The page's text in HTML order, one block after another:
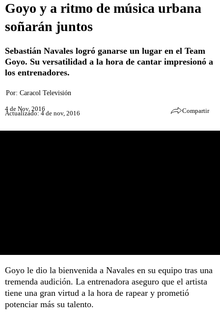
Goyo y a ritmo de música urbana
soñarán juntos
Sebastián Navales logró ganarse un lugar en el Team
Goyo. Su versatilidad a la hora de cantar impresionó a
los entrenadores.
Por: Caracol Televisión
4 de Nov, 2016
Actualizado: 4 de nov, 2016 Compartir
Goyo le dio la bienvenida a Navales en su equipo tras una
tremenda audición. La entrenadora aseguro que el artista
tiene una gran virtud a la hora de rapear y prometió
potenciar más su talento.